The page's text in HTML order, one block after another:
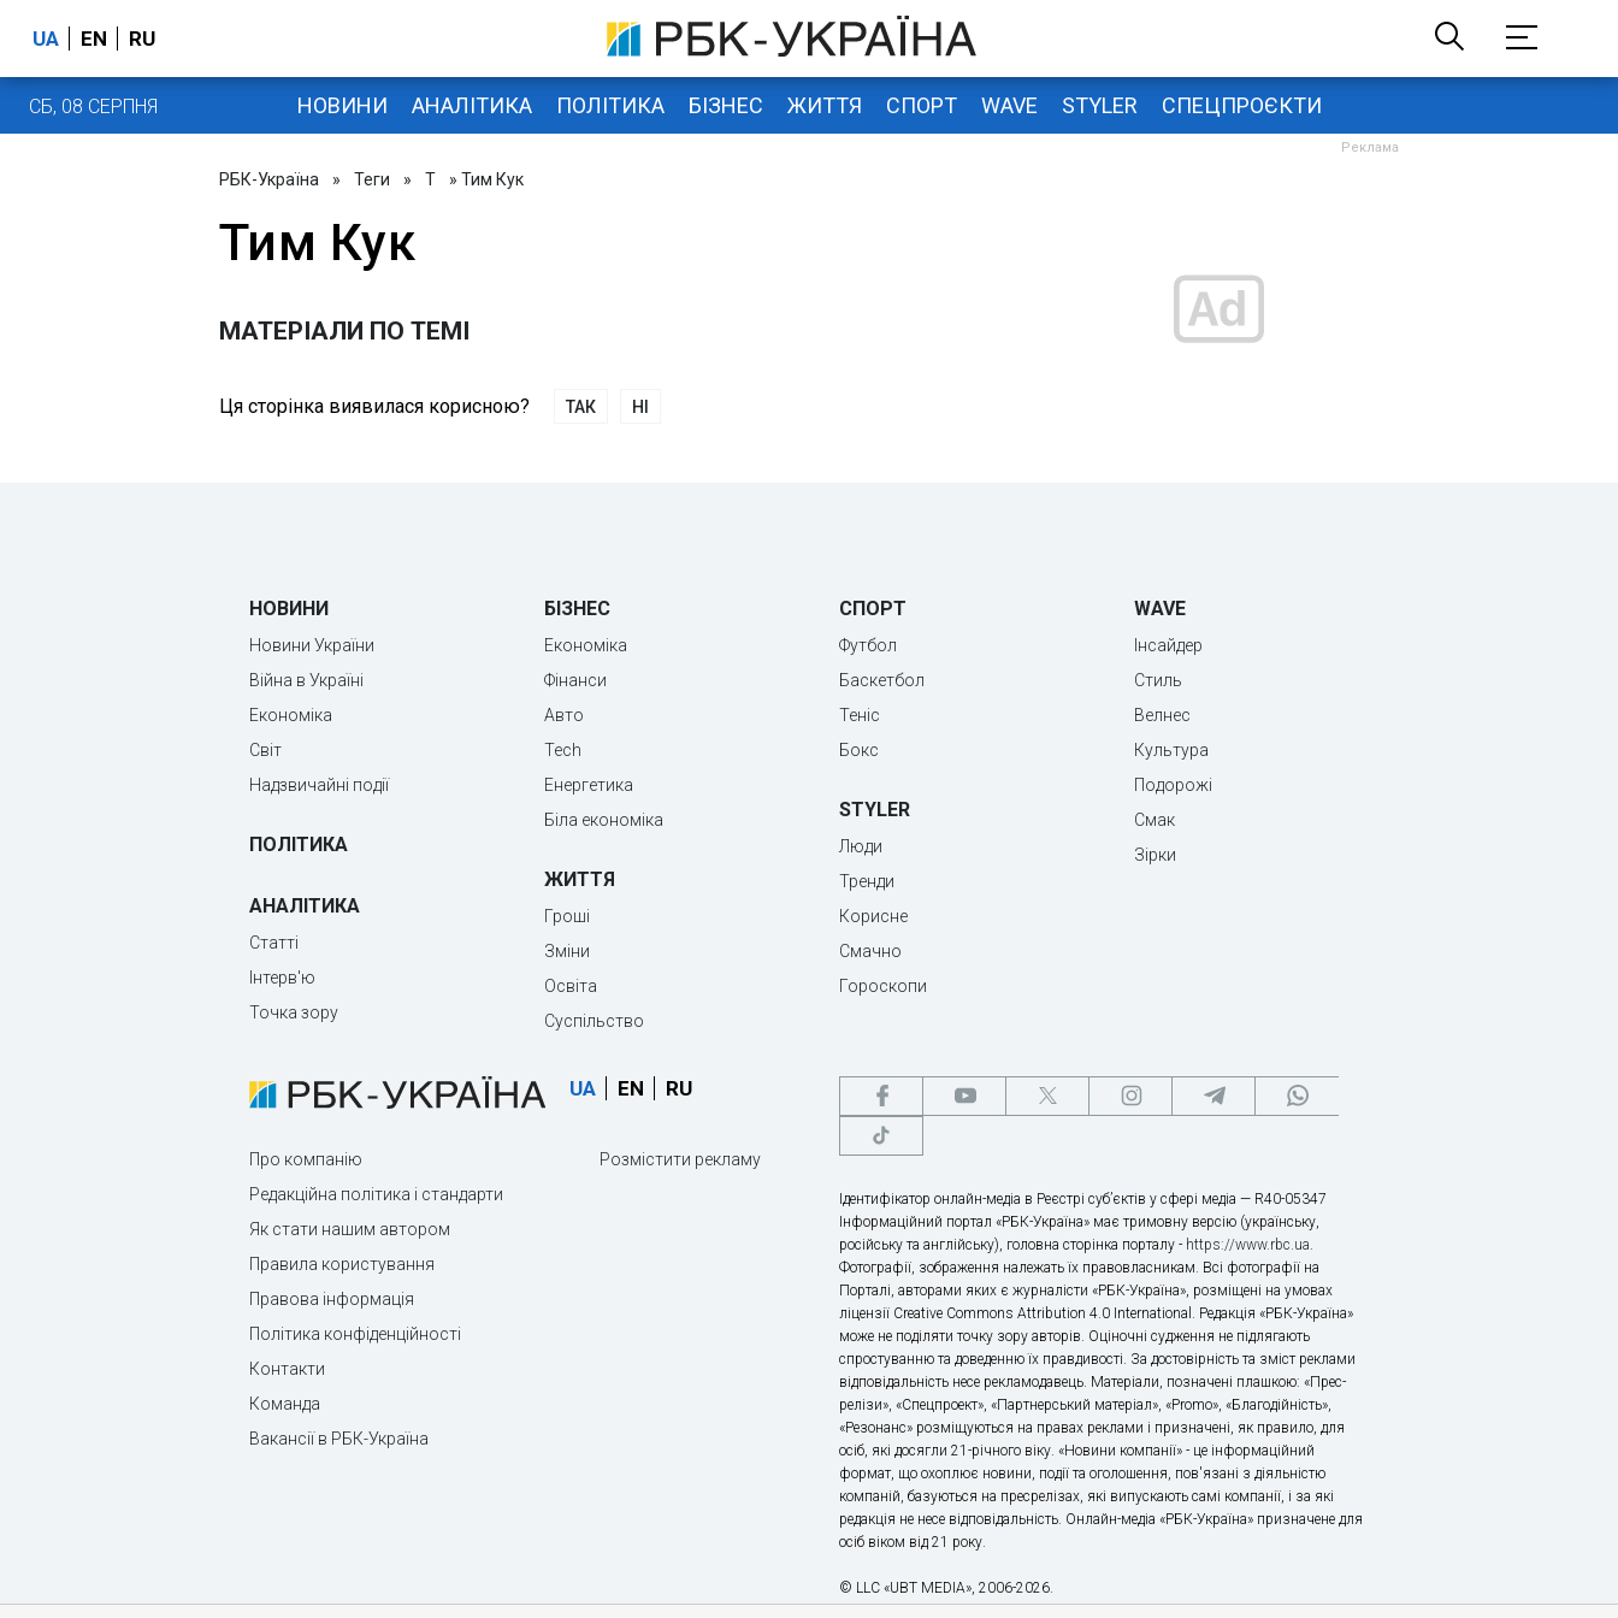
UA EN RU
СБ, 08 СЕРПНЯ НОВИНИ АНАЛІТИКА ПОЛІТИКА БІЗНЕС ЖИТТЯ СПОРТ WAVE STYLER СПЕЦПРОЄКТИ
РБК-Україна » Теги » Т » Тим Кук
Тим Кук
МАТЕРІАЛИ ПО ТЕМІ
Ця сторінка виявилася корисною? ТАК НІ
НОВИНИ
Новини України
Війна в Україні
Економіка
Світ
Надзвичайні події
ПОЛІТИКА
АНАЛІТИКА
Статті
Інтерв'ю
Точка зору
БІЗНЕС
Економіка
Фінанси
Авто
Tech
Енергетика
Біла економіка
ЖИТТЯ
Гроші
Зміни
Освіта
Суспільство
СПОРТ
Футбол
Баскетбол
Теніс
Бокс
STYLER
Люди
Тренди
Корисне
Смачно
Гороскопи
WAVE
Інсайдер
Стиль
Велнес
Культура
Подорожі
Смак
Зірки
UA EN RU
Про компанію
Редакційна політика і стандарти
Як стати нашим автором
Правила користування
Правова інформація
Політика конфіденційності
Контакти
Команда
Вакансії в РБК-Україна
Розмістити рекламу
Ідентифікатор онлайн-медіа в Реєстрі суб’єктів у сфері медіа — R40-05347
Інформаційний портал «РБК-Україна» має тримовну версію (українську,
російську та англійську), головна сторінка порталу - https://www.rbc.ua.
Фотографії, зображення належать їх правовласникам. Всі фотографії на
Порталі, авторами яких є журналісти «РБК-Україна», розміщені на умовах
ліцензії Creative Commons Attribution 4.0 International. Редакція «РБК-Україна»
може не поділяти точку зору авторів. Оціночні судження не підлягають
спростуванню та доведенню їх правдивості. За достовірність та зміст реклами
відповідальність несе рекламодавець. Матеріали, позначені плашкою: «Прес-
релізи», «Спецпроект», «Партнерський матеріал», «Promo», «Благодійність»,
«Резонанс» розміщуються на правах реклами і призначені, як правило, для
осіб, які досягли 21-річного віку. «Новини компанії» - це інформаційний
формат, що охоплює новини, події та оголошення, пов'язані з діяльністю
компаній, базуються на пресрелізах, які випускають самі компанії, і за які
редакція не несе відповідальність. Онлайн-медіа «РБК-Україна» призначене для
осіб віком від 21 року.
© LLC «UBT MEDIA», 2006-2026.